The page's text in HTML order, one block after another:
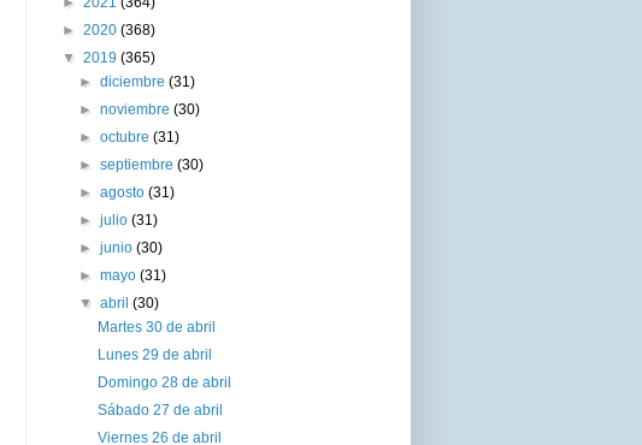
► 2020 (368)
▼ 2019 (365)
►diciembre(31)
►noviembre(30)
►octubre(31)
►septiembre(30)
►agosto(31)
►julio(31)
►junio(30)
►mayo(31)
▼abril(30)
Martes 30 de abril
Lunes 29 de abril
Domingo 28 de abril
Sábado 27 de abril
Viernes 26 de abril